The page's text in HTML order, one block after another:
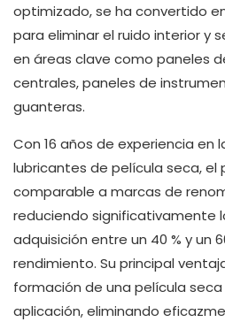
optimizado, se ha convertido
para eliminar el ruido interior y
en áreas clave como paneles
centrales, paneles de
guanteras.
Con 16 años de experiencia en
lubricantes de película seca, el
comparable a marcas de
reduciendo significativamente
adquisición entre un 40 % y un
rendimiento. Su principal
formación de una película
aplicación, eliminando